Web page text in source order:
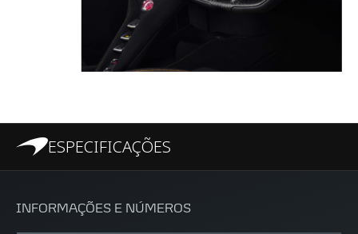
ESPECIFICAÇÕES
INFORMAÇÕES E NÚMEROS